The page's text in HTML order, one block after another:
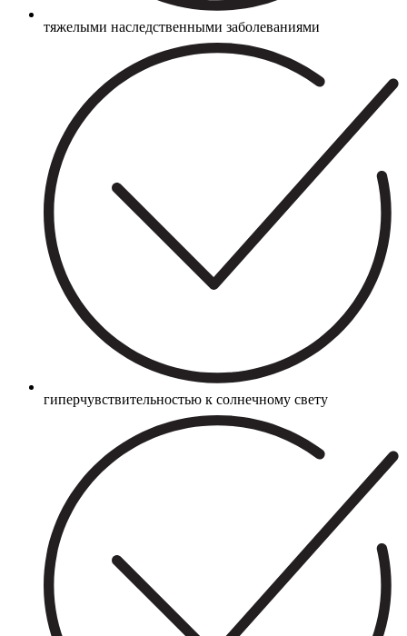
тяжелыми наследственными заболеваниями
гиперчувствительностью к солнечному свету